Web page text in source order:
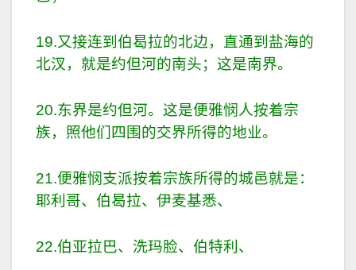
19.又接连到伯曷拉的北边，直通到盐海的
北汊，就是约但河的南头；这是南界。
20.东界是约但河。这是便雅悯人按着宗
族，照他们四围的交界所得的地业。
21.便雅悯支派按着宗族所得的城邑就是：
耶利哥、伯曷拉、伊麦基悉、
22.伯亚拉巴、洗玛脸、伯特利、